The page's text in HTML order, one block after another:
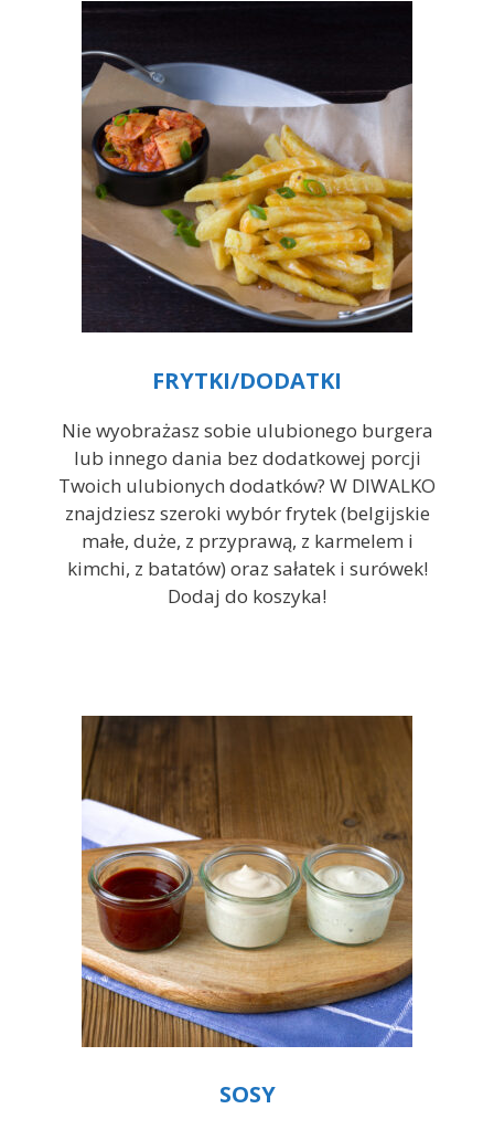
FRYTKI/DODATKI
Nie wyobrażasz sobie ulubionego burgera
lub innego dania bez dodatkowej porcji
Twoich ulubionych dodatków? W DIWALKO
znajdziesz szeroki wybór frytek (belgijskie
małe, duże, z przyprawą, z karmelem i
kimchi, z batatów) oraz sałatek i surówek!
Dodaj do koszyka!
SOSY